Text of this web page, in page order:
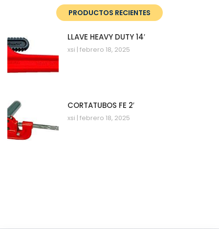
PRODUCTOS RECIENTES
LLAVE HEAVY DUTY 14′
xsi febrero 18, 2025
CORTATUBOS FE 2′
xsi febrero 18, 2025